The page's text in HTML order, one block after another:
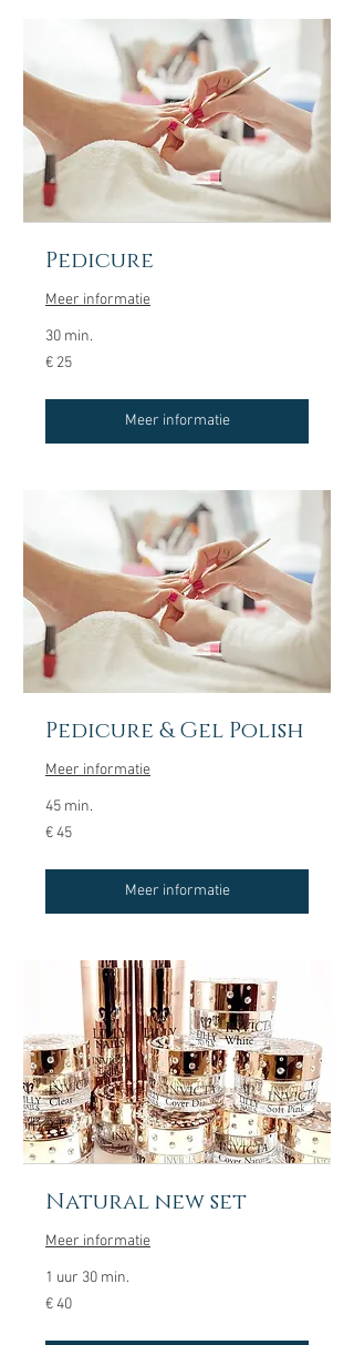
Pedicure
Meer informatie
30 min.
25
euro
€ 25
Meer informatie
Pedicure & Gel Polish
Meer informatie
45 min.
45
euro
€ 45
Meer informatie
Natural new set
Meer informatie
1 uur 30 min.
40
euro
€ 40